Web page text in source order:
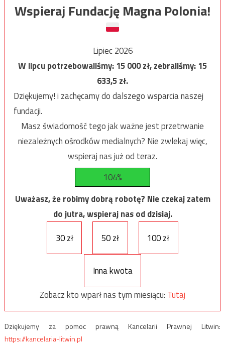
Wspieraj Fundację Magna Polonia!
Lipiec 2026
W lipcu potrzebowaliśmy:15 000zł, zebraliśmy:15
633,5zł.
Dziękujemy! i zachęcamy do dalszego wsparcia naszej
fundacji.
Masz świadomość tego jak ważne jest przetrwanie
niezależnych ośrodków medialnych? Nie zwlekaj więc,
wspieraj nas już od teraz.
104%
Uważasz, że robimy dobrą robotę? Nie czekaj zatem
do jutra, wspieraj nas od dzisiaj.
30 zł
50 zł 100 zł
Inna kwota
Zobacz kto wparł nas tym miesiącu: Tutaj
Dziękujemy za pomoc prawną Kancelarii Prawnej Litwin:
https://kancelaria-litwin.pl